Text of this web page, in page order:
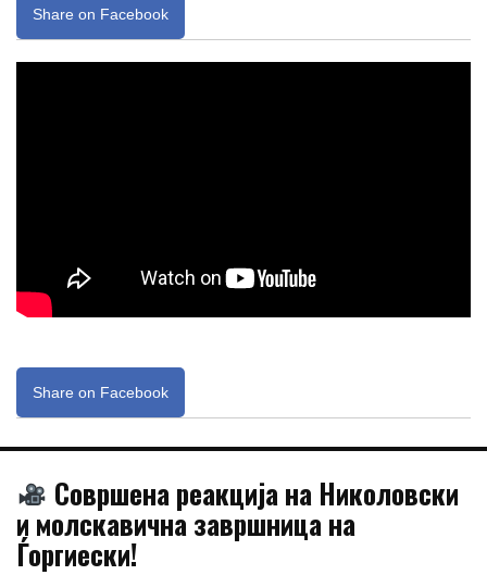
Share on Facebook
Share on Facebook
Совршена реакција на Николовски
и молскавична завршница на
Ѓоргиески!